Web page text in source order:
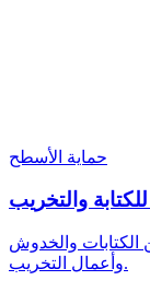
حماية الأسطح
والتخريب
الكتابات والخدوش
وأعمال التخريب.